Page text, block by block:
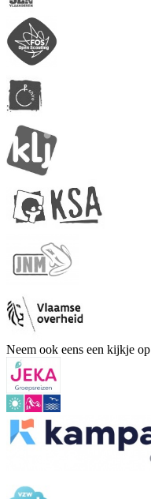
Neem ook eens een kijkje op